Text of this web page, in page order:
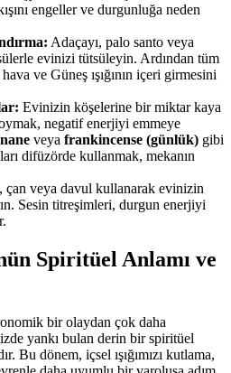
engeller ve durgunluğa neden
Adaçayı, palo santo veya
evinizi tütsüleyin. Ardından tüm
ve Güneş ışığının içeri girmesini
Evinizin köşelerine bir miktar kaya
negatif enerjiyi emmeye
nane veya frankincense (günlük) gibi
difüzörde kullanmak, mekanın
çan veya davul kullanarak evinizin
Sesin titreşimleri, durgun enerjiyi
Spiritüel Anlamı ve
bir olaydan çok daha
yankı bulan derin bir spiritüel
Bu dönem, içsel ışığımızı kutlama,